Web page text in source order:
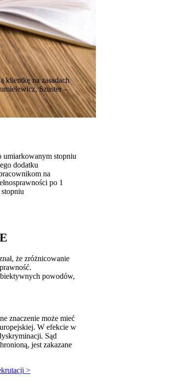
klientkę na zasadach
Szuster –
umiarkowanym stopniu
dodatku
na
po 1
że zróżnicowanie
powodów,
znaczenie może mieć
W efekcie w
Sąd
jest zakazane
>